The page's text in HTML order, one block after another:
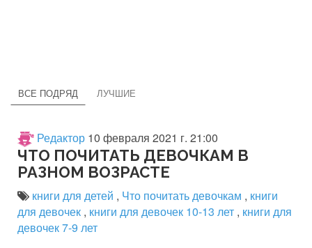
ВСЕ ПОДРЯД ЛУЧШИЕ
Редактор 10 февраля 2021 г. 21:00
ЧТО ПОЧИТАТЬ ДЕВОЧКАМ В
РАЗНОМ ВОЗРАСТЕ
книги для детей , Что почитать девочкам , книги
для девочек , книги для девочек 10-13 лет , книги для
девочек 7-9 лет